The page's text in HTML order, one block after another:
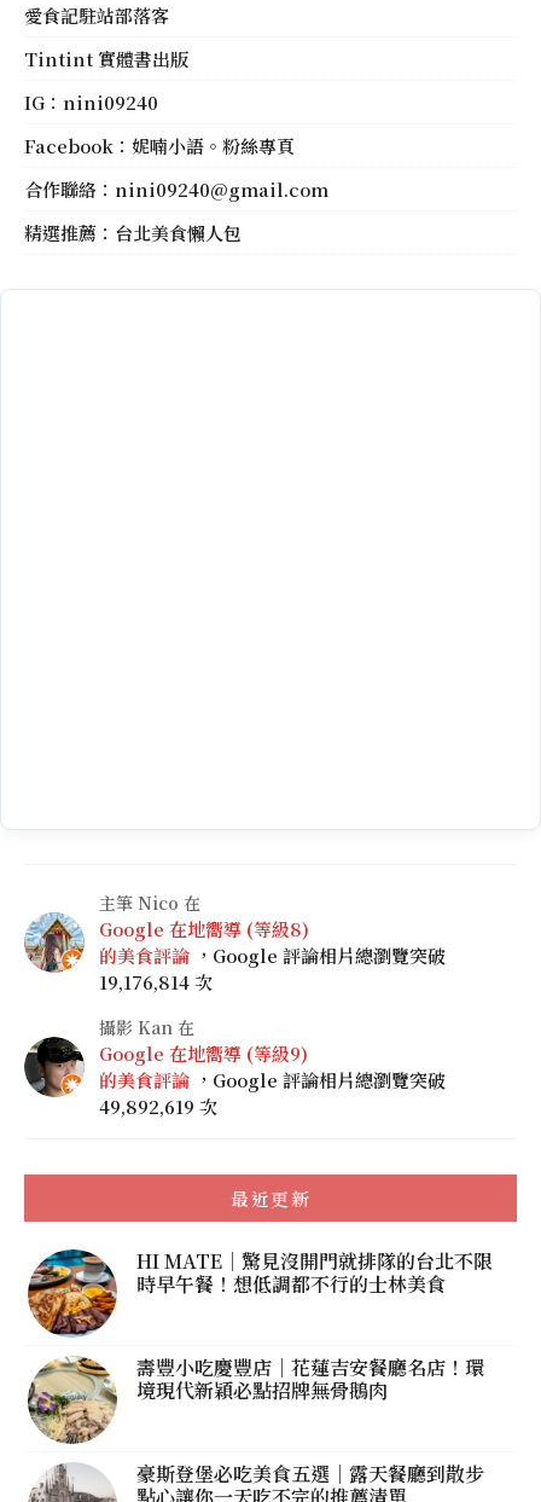
愛食記駐站部落客
Tintint 實體書出版
IG： nini09240
Facebook： 妮喃小語。粉絲專頁
合作聯絡： nini09240@gmail.com
精選推薦： 台北美食懶人包
主筆 Nico 在
Google 在地嚮導 (等級8)
的美食評論 ，Google 評論相片總瀏覽突破
19,176,814 次
攝影 Kan 在
Google 在地嚮導 (等級9)
的美食評論 ，Google 評論相片總瀏覽突破
49,892,619 次
最近更新
HI MATE｜驚見沒開門就排隊的台北不限
時早午餐！想低調都不行的士林美食
壽豐小吃慶豐店｜花蓮吉安餐廳名店！環
境現代新穎必點招牌無骨鵝肉
豪斯登堡必吃美食五選｜露天餐廳到散步
點心讓你一天吃不完的推薦清單